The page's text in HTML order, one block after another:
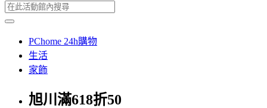
PChome 24h購物
生活
家飾
旭川滿618折50